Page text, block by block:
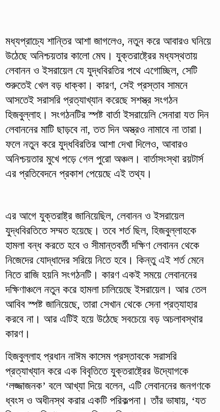
মধ্যপ্রাচ্যে শান্তির আশা জাগলেও, নতুন করে আবারও ঘনিয়ে
উঠেছে অনিশ্চয়তার কালো মেঘ। যুক্তরাষ্ট্রের মধ্যস্থতায়
লেবানন ও ইসরায়েল যে যুদ্ধবিরতির পথে এগোচ্ছিল, সেটি
শুরুতেই খেল বড় ধাক্কা। কারণ, সেই প্রস্তাব সামনে
আসতেই সরাসরি প্রত্যাখ্যান করেছে সশস্ত্র সংগঠন
হিজবুল্লাহ। সংগঠনটির স্পষ্ট বার্তা ইসরায়েলি সেনারা যত দিন
লেবাননের মাটি ছাড়বে না, তত দিন অস্ত্রও নামাবে না তারা।
ফলে নতুন করে যুদ্ধবিরতির আশা দেখা দিলেও, আবারও
অনিশ্চয়তার মুখে পড়ে গেল পুরো অঞ্চল। বার্তাসংস্থা রয়টার্স
এর প্রতিবেদনে প্রকাশ পেয়েছে এই তথ্য।
এর আগে যুক্তরাষ্ট্র জানিয়েছিল, লেবানন ও ইসরায়েল
যুদ্ধবিরতিতে সম্মত হয়েছে। তবে শর্ত ছিল, হিজবুল্লাহকে
হামলা বন্ধ করতে হবে ও সীমান্তবর্তী দক্ষিণ লেবানন থেকে
নিজেদের যোদ্ধাদের সরিয়ে নিতে হবে। কিন্তু এই শর্ত মেনে
নিতে রাজি হয়নি সংগঠনটি। কারণ একই সময়ে লেবাননের
দক্ষিণাঞ্চলে নতুন করে হামলা চালিয়েছে ইসরায়েল। আর তেল
আবিব স্পষ্ট জানিয়েছে, তারা সেখান থেকে সেনা প্রত্যাহার
করবে না। আর এটিই হয়ে উঠেছে সবচেয়ে বড় অচলাবস্থার
কারণ।
হিজবুল্লাহ প্রধান নাঈম কাসেম প্রস্তাবকে সরাসরি
প্রত্যাখ্যান করে এক বিবৃতিতে যুক্তরাষ্ট্রের উদ্যোগকে
‘লজ্জাজনক’ বলে আখ্যা দিয়ে বলেন, এটি লেবাননের জনগণকে
ধ্বংস ও অধীনস্থ করার একটি পরিকল্পনা। তাঁর ভাষায়, ‘যত